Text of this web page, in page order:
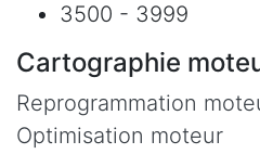
3500 - 3999
Cartographie
Reprogrammation
Optimisation moteur